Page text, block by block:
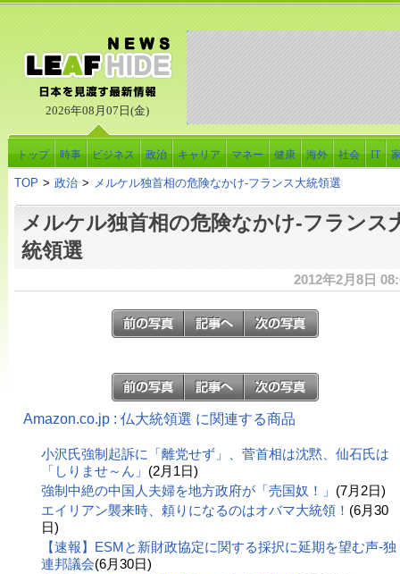
2026年08月07日(金)
トップ 時事 ビジネス 政治 キャリア マネー 健康 海外 社会 IT
TOP > 政治 > メルケル独首相の危険なかけ-フランス大統領選
メルケル独首相の危険なかけ-フランス
統領選
2012年2月8日
Amazon.co.jp : 仏大統領選 に関連する商品
小沢氏強制起訴に「離党せず」、菅首相は沈黙、仙石氏は
「しりませ～ん」 (2月1日)
強制中絶の中国人夫婦を地方政府が「売国奴！」 (7月2日)
エイリアン襲来時、頼りになるのはオバマ大統領！ (6月30
日)
【速報】ESMと新財政協定に関する採択に延期を望む声-独
連邦議会(6月30日)